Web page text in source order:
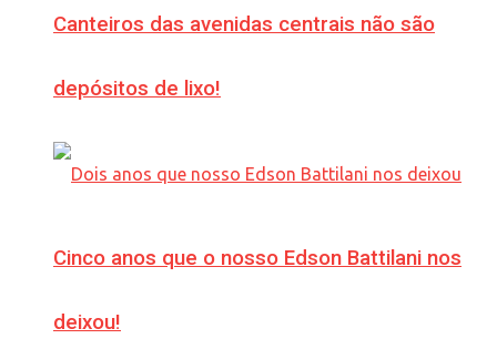
Canteiros das avenidas centrais não são
depósitos de lixo!
Cinco anos que o nosso Edson Battilani nos
deixou!